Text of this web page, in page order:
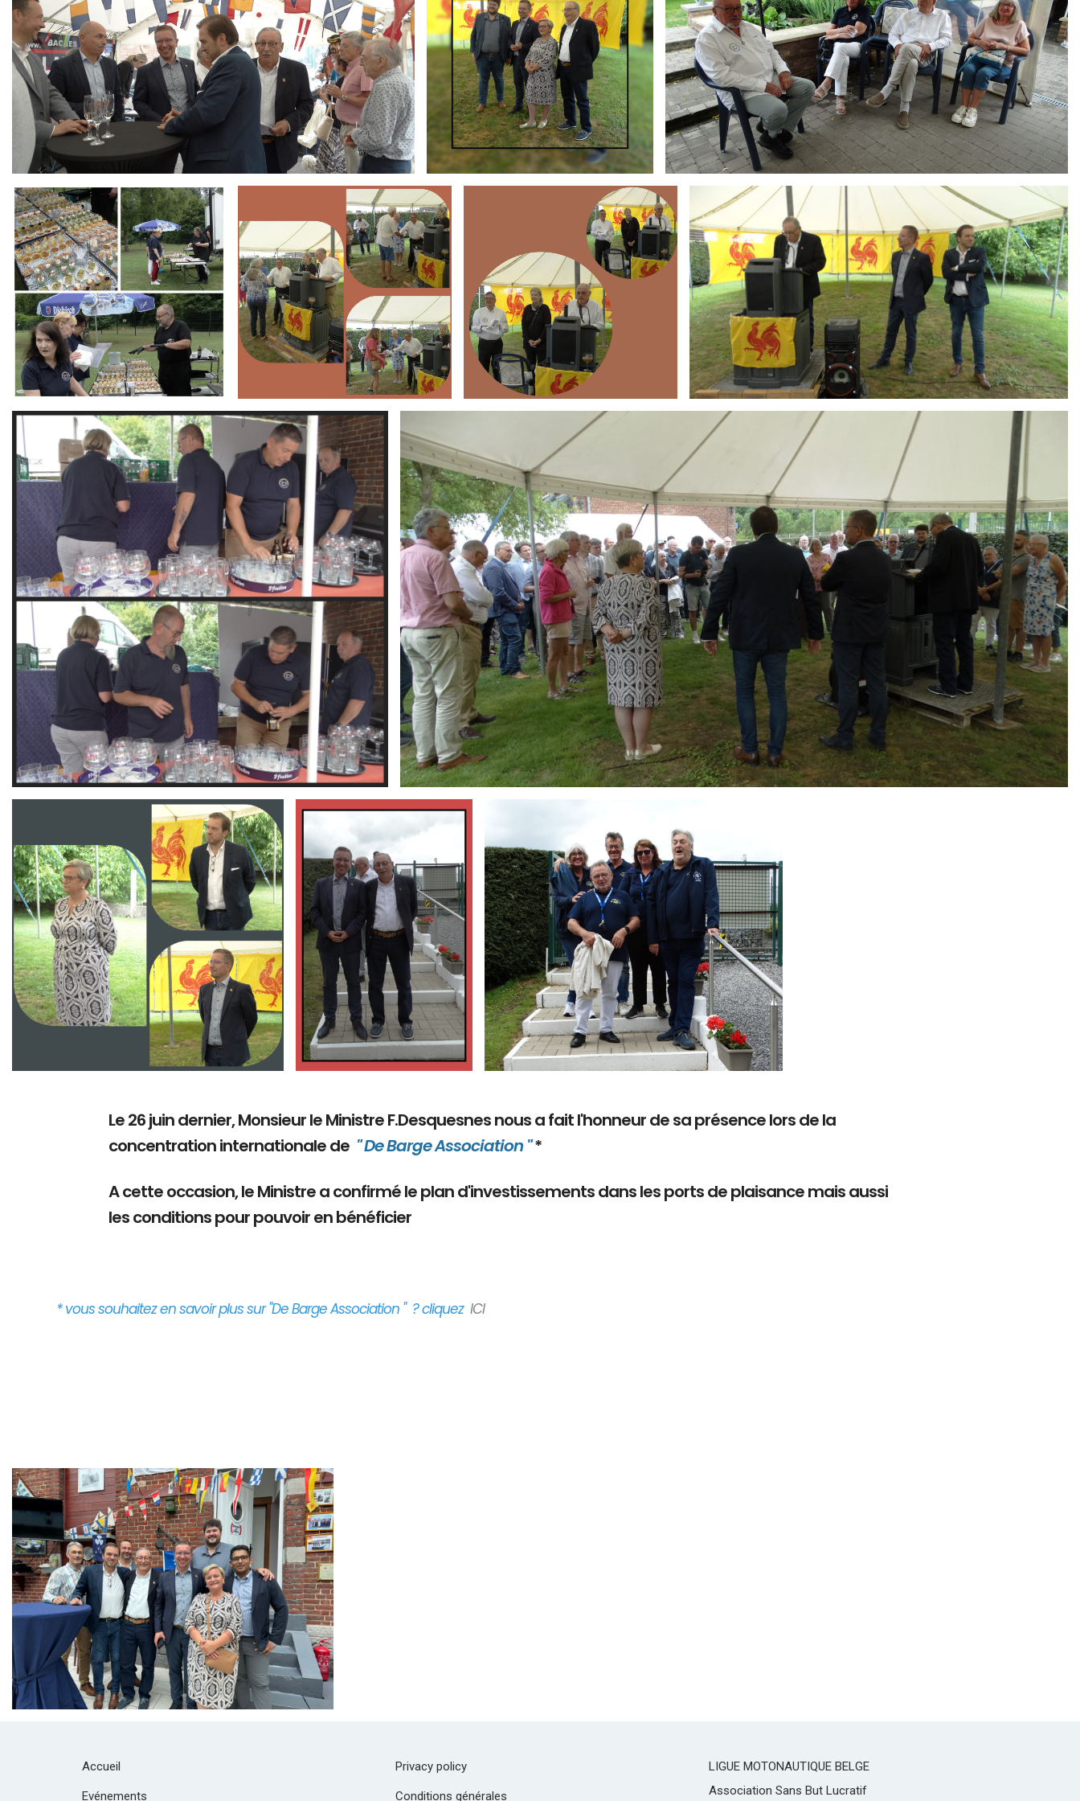
Branding
ARMCHAIR
Branding
ARMCHAIR
Branding
ARMCHAIR ARMCHAIR
Branding
Le 26 juin dernier, Monsieur le Ministre F.Desquesnes nous a fait l'honneur de sa présence lors de la
concentration internationale de " De Barge Association "*
A cette occasion, le Ministre a confirmé le plan d'investissements dans les ports de plaisance mais aussi
les conditions pour pouvoir en bénéficier
* vous souhaitez en savoir plus sur "De Barge Association " ? cliquez ICI
Branding
ARMCHAIR
Accueil
Evénements
Privacy policy
Conditions générales
LIGUE MOTONAUTIQUE BELGE
Association Sans But Lucratif